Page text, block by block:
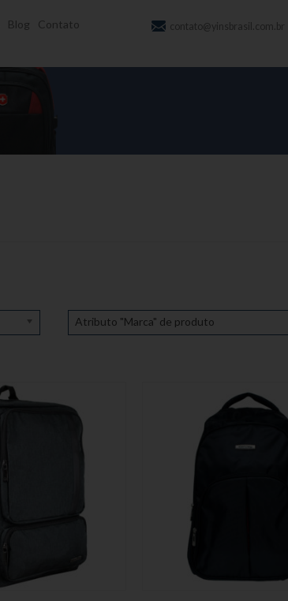
Blog Contato contato@yinsbrasil.com.br
Atributo "Marca" de produto